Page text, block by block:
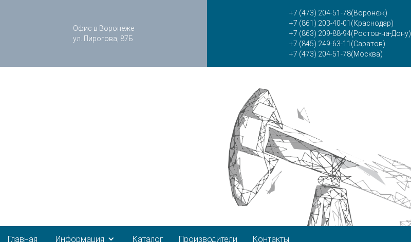
Офис в Воронеже
ул. Пирогова, 87Б
+7 (473) 204-51-78(Воронеж)
+7 (861) 203-40-01 (Краснодар)
+7 (863) 209-88-94(Ростов-на-Дону)
+7 (845) 249-63-11 (Саратов)
+7 (473) 204-51-78(Москва)
Главная Информация Каталог Производители Контакты